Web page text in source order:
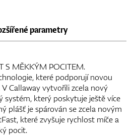
parametry
S MĚKKÝM POCITEM.
které podporují novou
Callaway vytvořili zcela nový
systém, který poskytuje ještě více
plášť je spárován se zcela novým
které zvyšuje rychlost míče a
pocit.